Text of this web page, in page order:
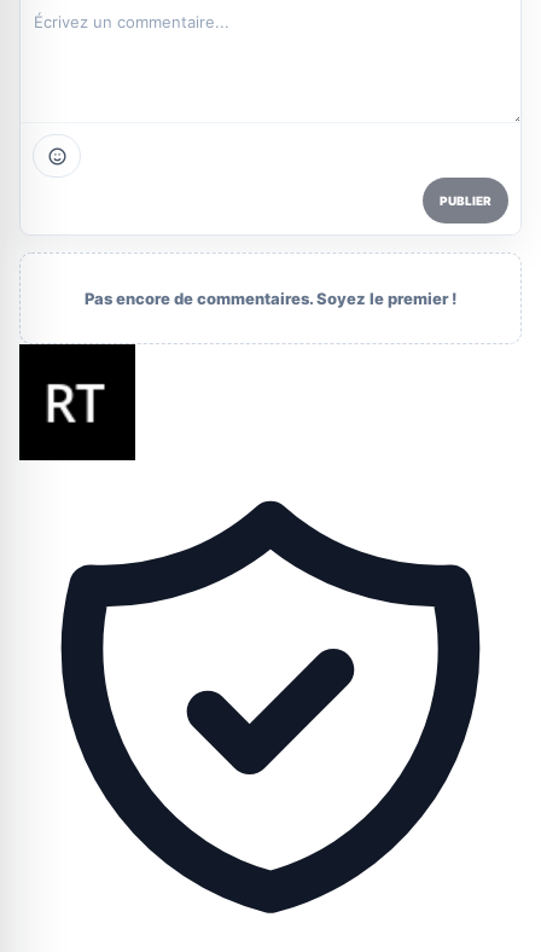
PUBLIER
Pas encore de commentaires. Soyez le premier !